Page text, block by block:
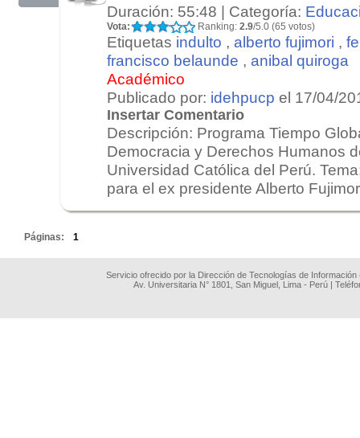
Duración: 55:48 | Categoría:
Vota: Ranking: 2.9/5.0 (65 votos)
Etiquetas indulto , alberto fujimori ,
francisco belaunde , anibal quiroga
Académico
Publicado por: idehpucp el 17/04/
Insertar Comentario
Descripción: Programa Tiempo
Democracia y Derechos Humanos
Universidad Católica del Perú.
para el ex presidente Alberto
Páginas: 1
Servicio ofrecido por la Dirección de Tecnologías de
Av. Universitaria N° 1801, San Miguel, Lima - Perú |